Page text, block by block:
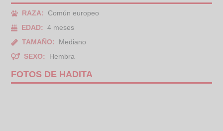
RAZA:
Común europeo
EDAD:
4 meses
TAMAÑO:
Mediano
SEXO:
Hembra
FOTOS DE HADITA